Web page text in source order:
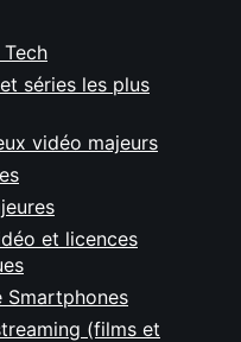
séries les plus
vidéo majeurs
et licences
Smartphones
(films et